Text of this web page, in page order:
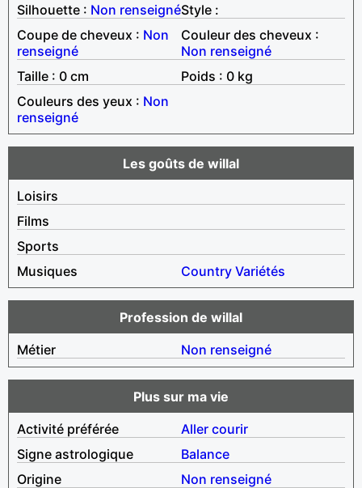
Silhouette : Non renseignéStyle :
Coupe de cheveux : Non
renseigné
Couleur des cheveux :
Non renseigné
Taille : 0 cm
Poids : 0 kg
Couleurs des yeux : Non
renseigné
Les goûts de willal
Loisirs
Films
Sports
Musiques
Country Variétés
Profession de willal
Métier
Non renseigné
Plus sur ma vie
Activité préférée
Aller courir
Signe astrologique
Balance
Origine
Non renseigné